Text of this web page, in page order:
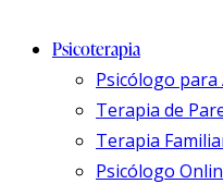
Psicoterapia
Psicólogo
Terapia de
Terapia
Psicólogo